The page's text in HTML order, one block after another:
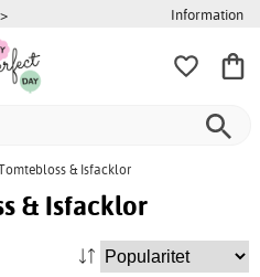
Information
& Isfacklor
& Isfacklor